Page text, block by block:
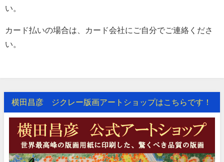
い。
カード払いの場合は、カード会社にご自分でご連絡くださ
い。
横田昌彦 ジクレー版画アートショップはこちらです！